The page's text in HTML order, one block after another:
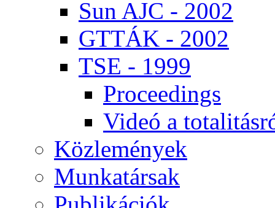
Sun AJC - 2002
GT­TÁK - 2002
TSE - 1999
Pro­ce­e­dings
Vi­deó a
Köz­le­mé­nyek
Mun­ka­tár­sak